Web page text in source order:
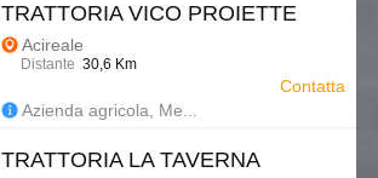
TRATTORIA VICO PROIETTE
Acireale
Distante 30,6 Km
Azienda agricola, Me...
Contatta
TRATTORIA LA TAVERNA